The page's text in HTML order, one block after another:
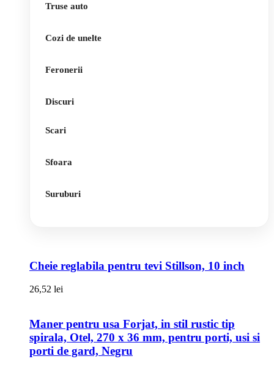
Truse auto
Cozi de unelte
Feronerii
Discuri
Scari
Sfoara
Suruburi
Cheie reglabila pentru tevi Stillson, 10 inch
26,52 lei
Maner pentru usa Forjat, in stil rustic tip
spirala, Otel, 270 x 36 mm, pentru porti, usi si
porti de gard, Negru